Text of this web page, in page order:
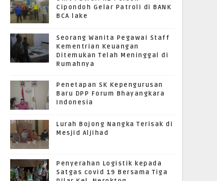
Cipondoh Gelar Patroli di BANK
BCA lake
Seorang Wanita Pegawai Staff
Kementrian Keuangan
Ditemukan Telah Meninggal di
Rumahnya
Penetapan SK Kepengurusan
Baru DPP Forum Bhayangkara
Indonesia
Lurah Bojong Nangka Terisak di
Mesjid Aljihad
Penyerahan Logistik kepada
Satgas covid 19 Bersama Tiga